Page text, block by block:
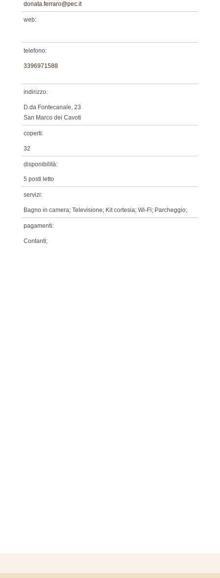
donata.ferraro@pec.it
web:
telefono:
3396971588
indirizzo:
D.da Fontecanale, 23
San Marco dei Cavoti
coperti:
32
disponibilità:
5 posti letto
servizi:
Bagno in camera; Televisione; Kit cortesia; Wi-Fi; Parcheggio;
pagamenti:
Contanti;